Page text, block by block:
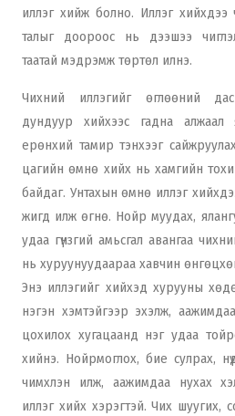
иллэг хийж болно. Иллэг
талыг доороос нь дээшээ
таатай мэдрэмж төртөл илнэ.
Чихний иллэгийг өглөөний
дундуур хийхээс гадна алжаал
ерөнхий тамир тэнхээг
цагийн өмнө хийх нь хамгийн
байдаг. Унтахын өмнө иллэг
жигд илж өгнө. Нойр муудах,
удаа гүнзгий амьсгал авангаа
нь хуруунуудаараа хавчин
Энэ иллэгийг хийхэд хурууны
нэгэн хэмтэйгээр эхэлж,
цохилох хугацаанд нэг удаа
хийнэ. Нойрмоглох, бие сулрах,
чимхлэн илж, аажимдаа нухах
иллэг хийх хэрэгтэй. Чих шуугих,